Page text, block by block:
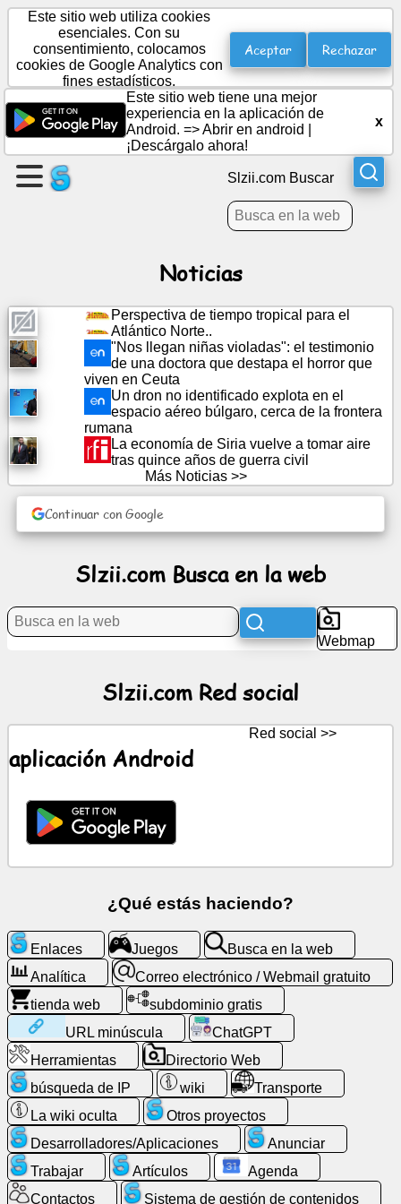
una
pagina
Crear
grupo
Entretenimiento
social
Noticias
gratis
en
la
Correo
Analítica
tienda
web
Desarrolladores/Aplicaciones
Herramientas
Trabajar
Este sitio web utiliza cookies
esenciales. Con su
consentimiento, colocamos
cookies de Google Analytics con
fines estadísticos.
Aceptar Rechazar
Este sitio web tiene una mejor
experiencia en la aplicación de
Android. =>Abrir en android
¡Descárgalo ahora!
x
Slzii.com Buscar
Noticias
Perspectiva de tiempo tropical para el
Atlántico Norte..
"Nos llegan niñas violadas": el testimonio
de una doctora que destapa el horror que
viven en Ceuta
Un dron no identificado explota en el
espacio aéreo búlgaro, cerca de la frontera
rumana
La economía de Siria vuelve a tomar aire
tras quince años de guerra civil
Más Noticias >>
Continuar con Google
Slzii.com Busca en la web
Webmap
Slzii.com Red social
aplicación Android
Red social >>
¿Qué estás haciendo?
Enlaces Juegos
Busca en la web
Analítica
Correo electrónico / Webmail gratuito
tienda web
subdominio gratis
URL minúscula
ChatGPT
Herramientas
Directorio Web
búsqueda de IP
wiki
Transporte
La wiki oculta
Otros proyectos
Desarrolladores/Aplicaciones
Anunciar
Trabajar
Artículos
Agenda
Contactos
Sistema de gestión de contenidos